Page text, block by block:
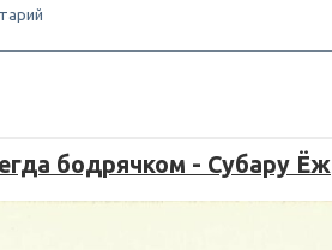
бодрячком - Субару Ёж